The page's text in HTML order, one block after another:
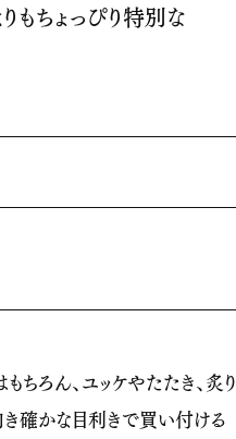
もちょっぴり特別な
ろん、ユッケやたたき、炙り
確かな目利きで買い付ける